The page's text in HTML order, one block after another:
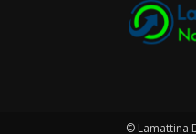
© Lamattina